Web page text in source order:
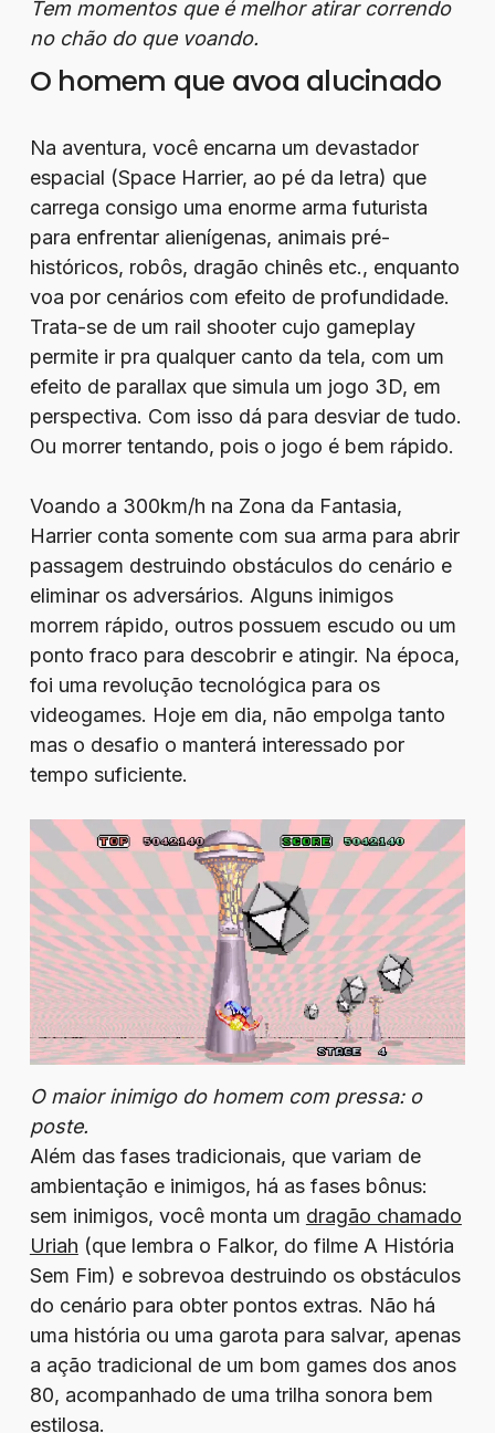
Tem momentos que é melhor atirar correndo
no chão do que voando.
O homem que avoa alucinado
Na aventura, você encarna um devastador
espacial (Space Harrier, ao pé da letra) que
carrega consigo uma enorme arma futurista
para enfrentar alienígenas, animais pré-
históricos, robôs, dragão chinês etc., enquanto
voa por cenários com efeito de profundidade.
Trata-se de um rail shooter cujo gameplay
permite ir pra qualquer canto da tela, com um
efeito de parallax que simula um jogo 3D, em
perspectiva. Com isso dá para desviar de tudo.
Ou morrer tentando, pois o jogo é bem rápido.
Voando a 300km/h na Zona da Fantasia,
Harrier conta somente com sua arma para abrir
passagem destruindo obstáculos do cenário e
eliminar os adversários. Alguns inimigos
morrem rápido, outros possuem escudo ou um
ponto fraco para descobrir e atingir. Na época,
foi uma revolução tecnológica para os
videogames. Hoje em dia, não empolga tanto
mas o desafio o manterá interessado por
tempo suficiente.
O maior inimigo do homem com pressa: o
poste.
Além das fases tradicionais, que variam de
ambientação e inimigos, há as fases bônus:
sem inimigos, você monta um dragão chamado
Uriah (que lembra o Falkor, do filme A História
Sem Fim) e sobrevoa destruindo os obstáculos
do cenário para obter pontos extras. Não há
uma história ou uma garota para salvar, apenas
a ação tradicional de um bom games dos anos
80, acompanhado de uma trilha sonora bem
estilosa.